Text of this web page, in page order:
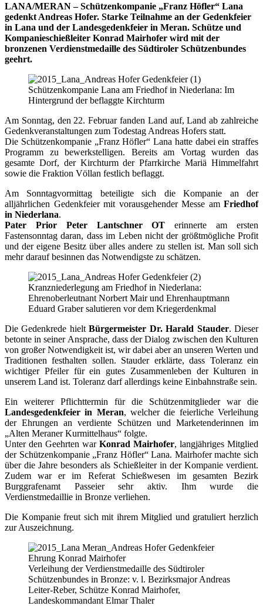
LANA/MERAN – Schützenkompanie „Franz Höfler“ Lana
gedenkt Andreas Hofer. Starke Teilnahme an der Gedenkfeier
in Lana und der Landesgedenkfeier in Meran. Schütze und
Kompanieschießleiter Konrad Mairhofer wird mit der
bronzenen Verdienstmedaille des Südtiroler Schützenbundes
geehrt.
Schützenkompanie Lana am Friedhof in Niederlana: Im
Hintergrund der beflaggte Kirchturm
Am Sonntag, den 22. Februar fanden Land auf, Land ab zahlreiche
Gedenkveranstaltungen zum Todestag Andreas Hofers statt.
Die Schützenkompanie „Franz Höfler“ Lana hatte dabei ein straffes
Programm zu bewerkstelligen. Bereits am Vortag wurden das
gesamte Dorf, der Kirchturm der Pfarrkirche Mariä Himmelfahrt
sowie die Fraktion Völlan festlich beflaggt.
Am Sonntagvormittag beteiligte sich die Kompanie an der
alljährlichen Gedenkfeier mit vorausgehender Messe am Friedhof
in Niederlana.
Pater Prior Peter Lantschner OT erinnerte am ersten
Fastensonntag daran, dass im Leben nicht der größtmögliche Profit
und der eigene Besitz über alles andere zu stellen ist. Man soll sich
mehr darauf besinnen das Notwendigste zu schätzen.
Kranzniederlegung am Friedhof in Niederlana:
Ehrenoberleutnant Norbert Mair und Ehrenhauptmann
Eduard Graber salutieren vor dem Kriegerdenkmal
Die Gedenkrede hieltBürgermeister Dr. Harald Stauder. Dieser
betonte in seiner Ansprache, dass der Dialog zwischen den Kulturen
von großer Notwendigkeit ist, wir dabei aber an unseren Werten und
Traditionen festhalten sollen. Stauder erklärte, dass Toleranz ein
wichtiger Pfeiler für ein gutes Zusammenleben der Kulturen in
unserem Land ist. Toleranz darf allerdings keine Einbahnstraße sein.
Ein weiterer Pflichttermin für die Schützenmitglieder war die
Landesgedenkfeier in Meran, welcher die feierliche Verleihung
der Ehrungen an verdiente Schützen und Marketenderinnen im
„Alten Meraner Kurmittelhaus“ folgte.
Unter den Geehrten war Konrad Mairhofer, langjähriges Mitglied
der Schützenkompanie „Franz Höfler“ Lana. Mairhofer machte sich
über die Jahre besonders als Schießleiter in der Kompanie verdient.
Zudem war er im Referat Schießwesen im gesamten Bezirk
Burggrafenamt Passeier sehr aktiv. Ihm wurde die
Verdienstmedaillie in Bronze verliehen.
Die Kompanie freut sich mit ihrem Mitglied und gratuliert herzlich
zur Auszeichnung.
Verleihung der Verdienstmedaille des Südtiroler
Schützenbundes in Bronze: v. l. Bezirksmajor Andreas
Leiter-Reber, Schütze Konrad Mairhofer,
Landeskommandant Elmar Thaler